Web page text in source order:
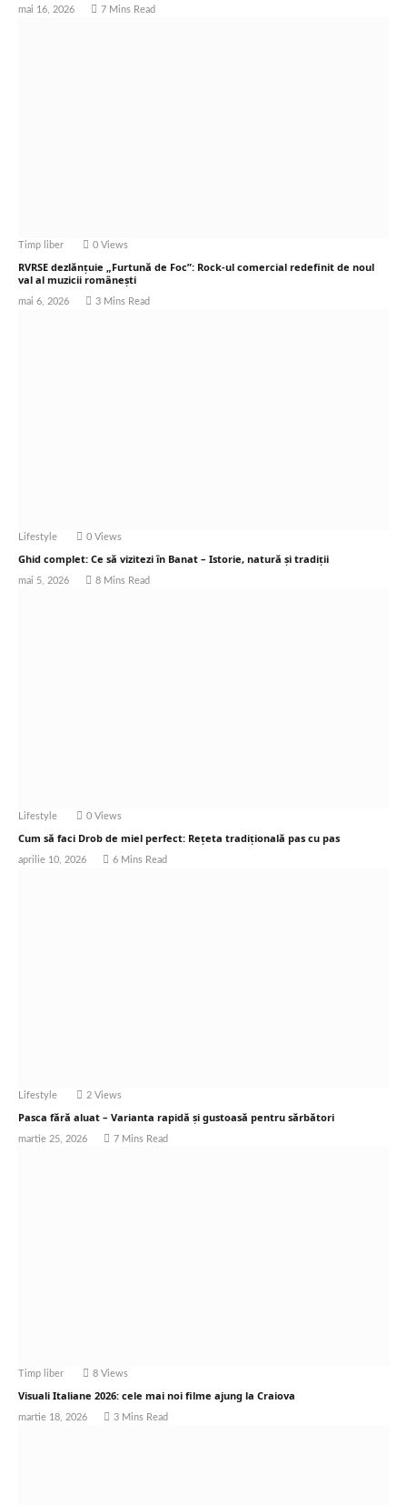
mai 16, 2026 7 Mins Read
Timp liber 0 Views
RVRSE dezlănțuie „Furtună de Foc”: Rock-ul comercial redefinit de noul
val al muzicii românești
mai 6, 2026 3 Mins Read
Lifestyle 0 Views
Ghid complet: Ce să vizitezi în Banat – Istorie, natură și tradiții
mai 5, 2026 8 Mins Read
Lifestyle 0 Views
Cum să faci Drob de miel perfect: Rețeta tradițională pas cu pas
aprilie 10, 2026 6 Mins Read
Lifestyle 2 Views
Pasca fără aluat – Varianta rapidă și gustoasă pentru sărbători
martie 25, 2026 7 Mins Read
Timp liber 8 Views
Visuali Italiane 2026: cele mai noi filme ajung la Craiova
martie 18, 2026 3 Mins Read